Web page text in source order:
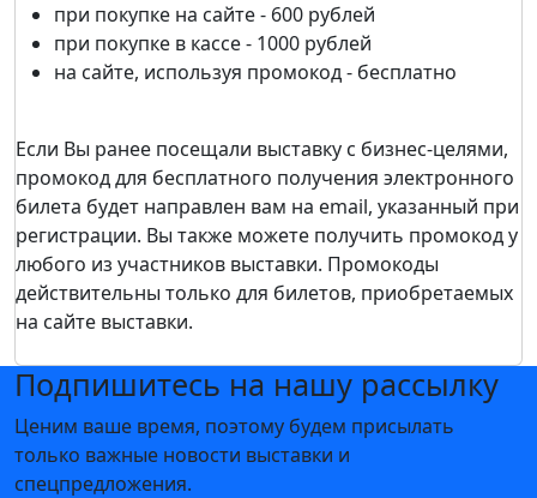
при покупке на сайте - 600 рублей
при покупке в кассе - 1000 рублей
на сайте, используя промокод - бесплатно
Если Вы ранее посещали выставку c бизнес-целями,
промокод для бесплатного получения электронного
билета будет направлен вам на email, указанный при
регистрации. Вы также можете получить промокод у
любого из участников выставки. Промокоды
действительны только для билетов, приобретаемых
на сайте выставки.
Подпишитесь на нашу рассылку
Ценим ваше время, поэтому будем присылать
только важные новости выставки и
спецпредложения.